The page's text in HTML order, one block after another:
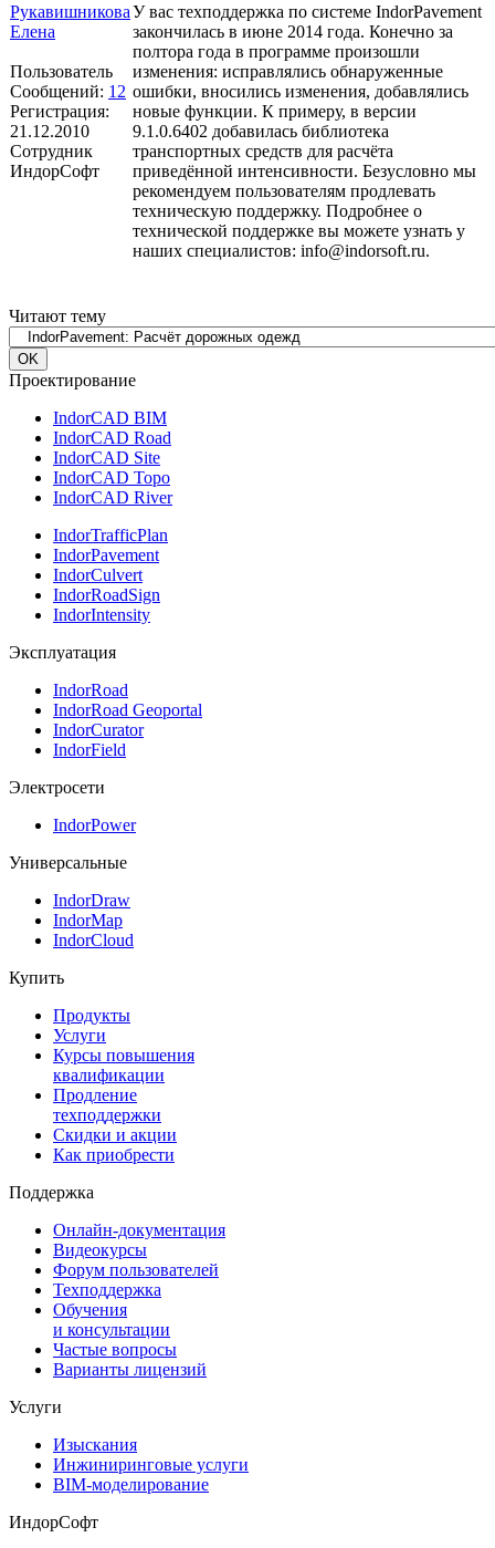
Рукавишникова
Елена
Пользователь
Сообщений: 12
Регистрация:
21.12.2010
Сотрудник
ИндорСофт
У вас техподдержка по системе IndorPavement
закончилась в июне 2014 года. Конечно за
полтора года в программе произошли
изменения: исправлялись обнаруженные
ошибки, вносились изменения, добавлялись
новые функции. К примеру, в версии
9.1.0.6402 добавилась библиотека
транспортных средств для расчёта
приведённой интенсивности. Безусловно мы
рекомендуем пользователям продлевать
техническую поддержку. Подробнее о
технической поддержке вы можете узнать у
наших специалистов: info@indorsoft.ru.
Читают тему
Проектирование
IndorCAD BIM
IndorCAD Road
IndorCAD Site
IndorCAD Topo
IndorCAD River
IndorTrafficPlan
IndorPavement
IndorCulvert
IndorRoadSign
IndorIntensity
Эксплуатация
IndorRoad
IndorRoad Geoportal
IndorCurator
IndorField
Электросети
IndorPower
Универсальные
IndorDraw
IndorMap
IndorCloud
Купить
Продукты
Услуги
Курсы повышения
квалификации
Продление
техподдержки
Скидки и акции
Как приобрести
Поддержка
Онлайн-документация
Видеокурсы
Форум пользователей
Техподдержка
Обучения
и консультации
Частые вопросы
Варианты лицензий
Услуги
Изыскания
Инжиниринговые услуги
BIM-моделирование
ИндорСофт